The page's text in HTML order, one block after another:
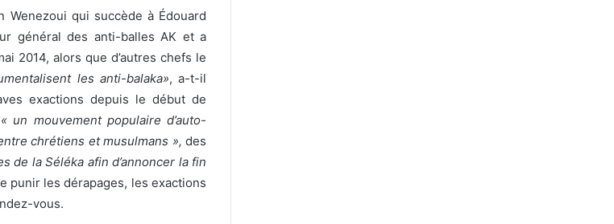
Wenezoui qui succède à Édouard
général des anti-balles AK et a
2014, alors que d’autres chefs le
les anti-balaka», a-t-il
exactions depuis le début de
« un mouvement populaire d’auto-
chrétiens et musulmans », des
de la Séléka afin d’annoncer la fin
punir les dérapages, les exactions
vous.